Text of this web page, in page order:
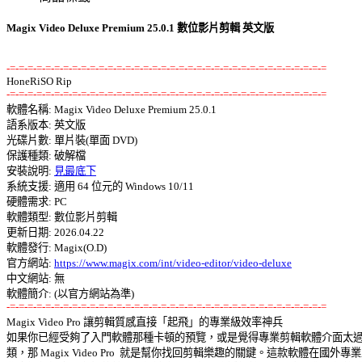
Magix Video Deluxe Premium 25.0.1 數位影片剪輯 英文版
-=-=-=-=-=-=-=-=-=-=-=-=-=-=-=-=-=-=-=-=-=-=-=-=-=-=-=-=-=-=-=-=-=-=-=-=
-=-=-=-=-=-=-=-=-=-=-=-=-=-=-=-=-=-=-=-=-=-=-=-=-=-=-=-=-=-=-=-=-=-=-=-=
軟體名稱: Magix Video Deluxe Premium 25.0.1
語系版本: 英文版
光碟片數: 單片裝(單面 DVD)
保護種類: 破解檔
安裝說明: 見最底下
系統支援: 適用 64 位元的 Windows 10/11
硬體需求: PC
軟體類型: 數位影片剪輯
更新日期: 2026.04.22
軟體發行: Magix(O.D)
官方網站: https://www.magix.com/int/video-editor/video-deluxe
中文網站: 無
-=-=-=-=-=-=-=-=-=-=-=-=-=-=-=-=-=-=-=-=-=-=-=-=-=-=-=-=-=-=-=-=-=-=-=-=
Magix Video Pro 讓剪輯質感直接「起飛」的專業級效率神兵
如果你已經受夠了入門軟體那種卡頓的預覽，或是覺得專業剪輯軟體介面太
類，那 Magix Video Pro  就是幫你找回剪輯樂趣的關鍵。這款軟體在國外專